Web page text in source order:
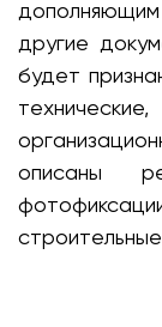
другие
будет
описаны